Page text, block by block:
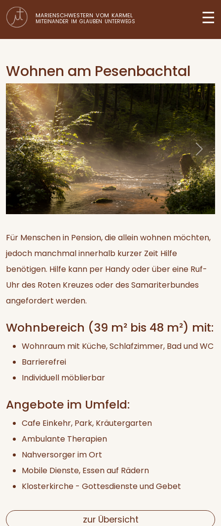
MARIENSCHWESTERN VOM KARMEL
MITEINANDER IM GLAUBEN UNTERWEGS ☰
Wohnen am Pesenbachtal
Previous Next
Für Menschen in Pension, die allein wohnen möchten,
jedoch manchmal innerhalb kurzer Zeit Hilfe
benötigen. Hilfe kann per Handy oder über eine Ruf-
Uhr des Roten Kreuzes oder des Samariterbundes
angefordert werden.
Wohnbereich (39 m² bis 48 m²) mit:
Wohnraum mit Küche, Schlafzimmer, Bad und WC
Barrierefrei
Individuell möblierbar
Angebote im Umfeld:
Cafe Einkehr, Park, Kräutergarten
Ambulante Therapien
Nahversorger im Ort
Mobile Dienste, Essen auf Rädern
Klosterkirche - Gottesdienste und Gebet
zur Übersicht